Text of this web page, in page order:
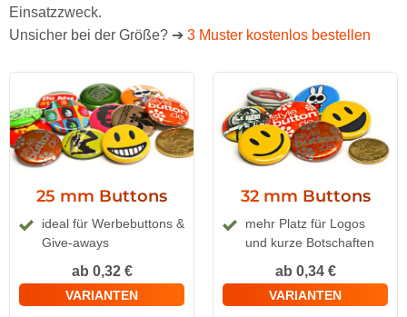
Einsatzzweck.
Unsicher bei der Größe? ➔ 3 Muster kostenlos bestellen
25 mm Buttons
ideal für Werbebuttons &
Give-aways
ab 0,32 €
VARIANTEN
32 mm Buttons
mehr Platz für Logos
und kurze Botschaften
ab 0,34 €
VARIANTEN